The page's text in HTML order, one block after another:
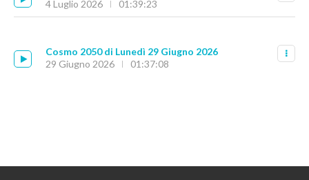
4 Luglio 2026
01:39:23
Cosmo 2050 di Lunedì 29 Giugno 2026
29 Giugno 2026
01:37:08